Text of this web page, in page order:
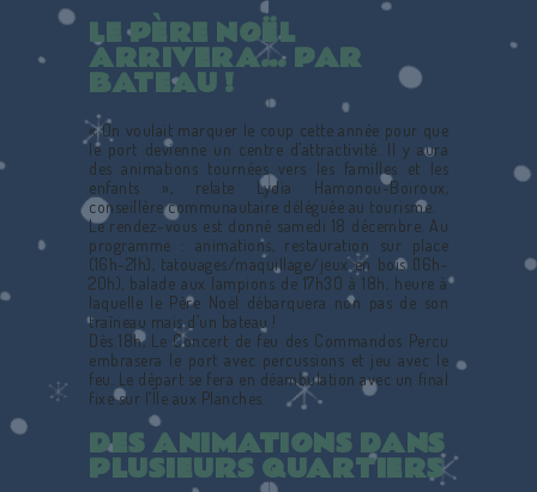
LE PÈRE NOËL
ARRIVERA… PAR
BATEAU !
« On voulait marquer le coup cette année pour que
le port devienne un centre d’attractivité. Il y aura
des animations tournées vers les familles et les
enfants », relate Lydia Hamonou-Boiroux,
conseillère communautaire déléguée au tourisme.
Le rendez-vous est donné samedi 18 décembre. Au
programme : animations, restauration sur place
(16h-21h), tatouages/maquillage/jeux en bois (16h-
20h), balade aux lampions de 17h30 à 18h, heure à
laquelle le Père Noël débarquera non pas de son
traîneau mais d’un bateau !
Dès 18h, Le Concert de feu des Commandos Percu
embrasera le port avec percussions et jeu avec le
feu. Le départ se fera en déambulation avec un final
fixe sur l’Île aux Planches.
DES ANIMATIONS DANS
PLUSIEURS QUARTIERS